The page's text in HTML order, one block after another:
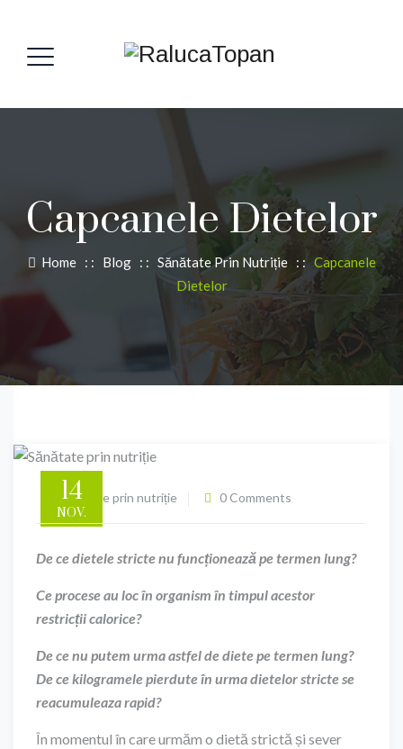
Capcanele Dietelor
Home: : Blog: : Sănătate Prin Nutriție: :Capcanele
Dietelor
14
NOV.
Sănătate prin nutriție 0 Comments
De ce dietele stricte nu funcționează pe termen lung?
Ce procese au loc în organism în timpul acestor
restricții calorice?
De ce nu putem urma astfel de diete pe termen lung?
De ce kilogramele pierdute în urma dietelor stricte se
reacumuleaza rapid?
În momentul în care urmăm o dietă strictă și sever